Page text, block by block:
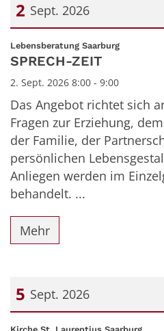
2 Sept. 2026
Datum: 2. September 2026
Lebensberatung Saarburg:
SPRECH-ZEIT
2. Sept. 2026 8:00 - 9:00
Das Angebot richtet sich
Fragen zur Erziehung,
der Familie, der
persönlichen
Anliegen werden im
behandelt. ...
Mehr
5 Sept. 2026
Datum: 5. September 2026
: